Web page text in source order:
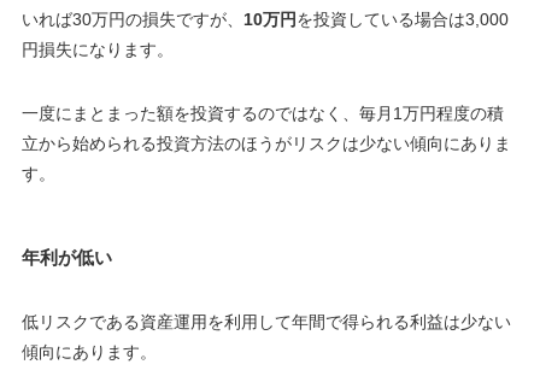
いれば30万円の損失ですが、 10万円を投資している場合は3,000
円損失になります。
一度にまとまった額を投資するのではなく、毎月1万円程度の積
立から始められる投資方法のほうがリスクは少ない傾向にありま
す。
年利が低い
低リスクである資産運用を利用して年間で得られる利益は少ない
傾向にあります。